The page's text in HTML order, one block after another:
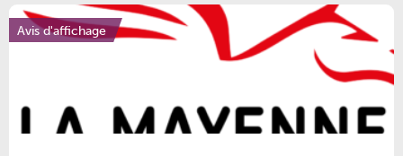
Avis d'affichage